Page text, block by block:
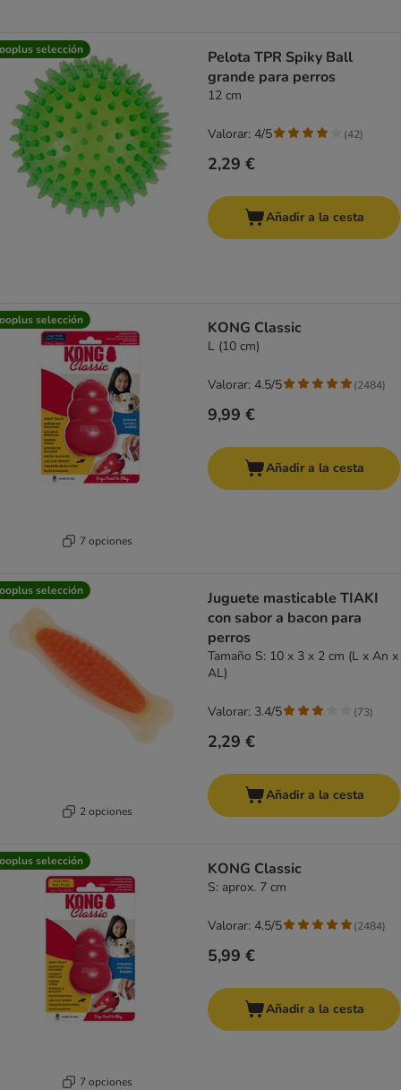
selección
Pelota TPR Spiky Ball
grande para perros
12 cm
2,29 €
Valorar: 4/5 (42)
Añadir a la cesta
selección
7 opciones
KONG Classic
L (10 cm)
9,99 €
Valorar: 4.5/5 (2484)
Añadir a la cesta
selección
2 opciones
Juguete masticable TIAKI
con sabor a bacon para
perros
Tamaño S: 10 x 3 x 2 cm (L x An x
AL)
2,29 €
Valorar: 3.4/5 (73)
Añadir a la cesta
selección
7 opciones
KONG Classic
S: aprox. 7 cm
5,99 €
Valorar: 4.5/5 (2484)
Añadir a la cesta